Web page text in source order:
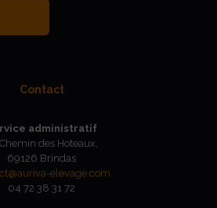
Contact
administratif
des Hoteaux,
69126 Brindas
elevage.com
04 72 38 31 72